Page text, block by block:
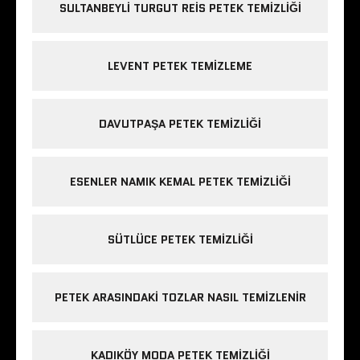
SULTANBEYLI TURGUT REIS PETEK TEMIZLIĞI
LEVENT PETEK TEMIZLEME
DAVUTPAŞA PETEK TEMIZLIĞI
ESENLER NAMIK KEMAL PETEK TEMIZLIĞI
SÜTLÜCE PETEK TEMIZLIĞI
PETEK ARASINDAKI TOZLAR NASIL TEMIZLENIR
KADIKÖY MODA PETEK TEMIZLIĞI